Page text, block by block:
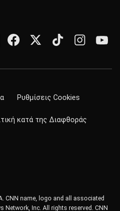
Ρυθμίσεις Cookies
κατά της Διαφθοράς
CNN name, logo and all associated
Inc. All rights reserved. CNN